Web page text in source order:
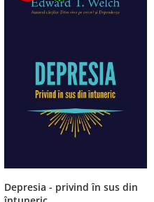
Depresia - privind în sus din